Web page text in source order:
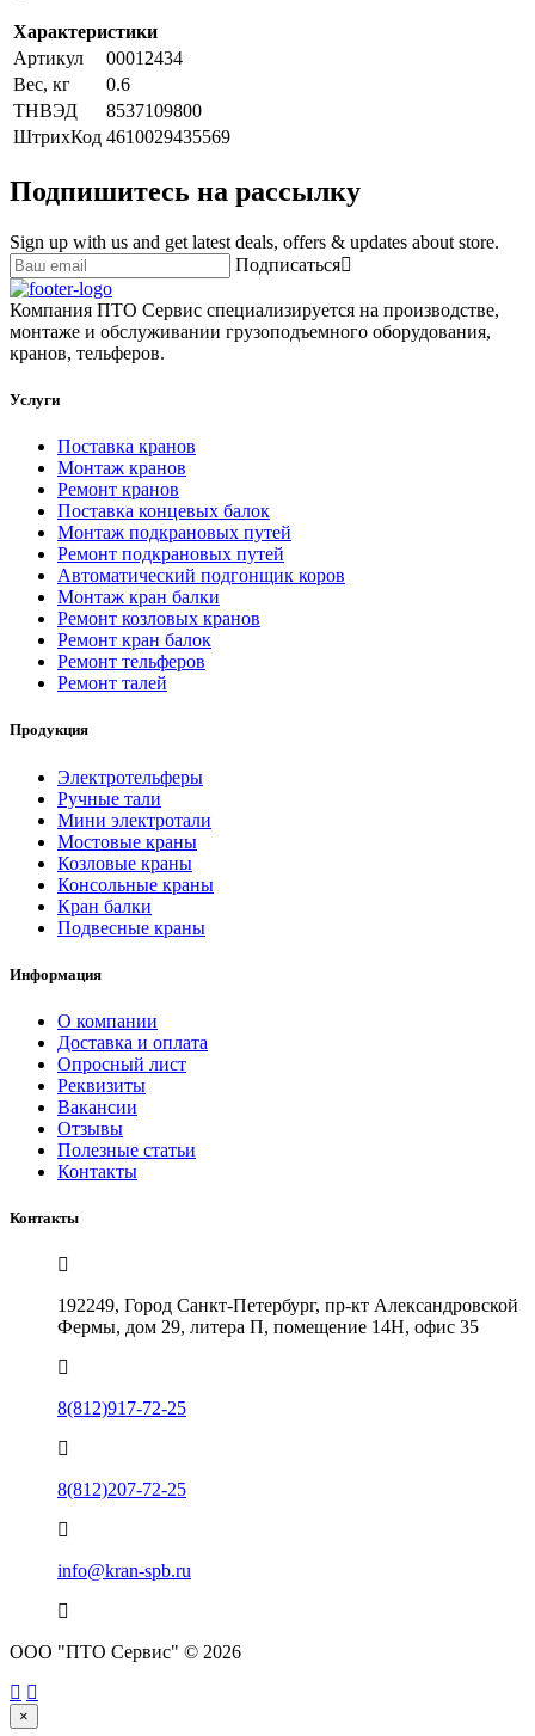
Характеристики
Артикул
00012434
Вес, кг
0.6
ТНВЭД
8537109800
ШтрихКод 4610029435569
Подпишитесь на рассылку
Sign up with us and get latest deals, offers & updates about store.
Подписаться
Компания ПТО Сервис специализируется на производстве,
монтаже и обслуживании грузоподъемного оборудования,
кранов, тельферов.
Услуги
Поставка кранов
Монтаж кранов
Ремонт кранов
Поставка концевых балок
Монтаж подкрановых путей
Ремонт подкрановых путей
Автоматический подгонщик коров
Монтаж кран балки
Ремонт козловых кранов
Ремонт кран балок
Ремонт тельферов
Ремонт талей
Продукция
Электротельферы
Ручные тали
Мини электротали
Мостовые краны
Козловые краны
Консольные краны
Кран балки
Подвесные краны
Информация
О компании
Доставка и оплата
Опросный лист
Реквизиты
Вакансии
Отзывы
Полезные статьи
Контакты
Контакты
192249, Город Санкт-Петербург, пр-кт Александровской
Фермы, дом 29, литера П, помещение 14Н, офис 35
8(812)917-72-25
8(812)207-72-25
info@kran-spb.ru
ООО "ПТО Сервис" © 2026
×